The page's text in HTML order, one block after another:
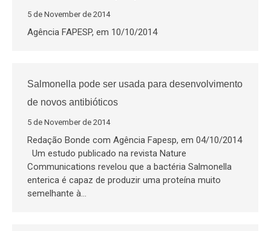
5 de November de 2014
Agência FAPESP, em 10/10/2014
Salmonella pode ser usada para desenvolvimento
de novos antibióticos
5 de November de 2014
Redação Bonde com Agência Fapesp, em 04/10/2014
Um estudo publicado na revista Nature
Communications revelou que a bactéria Salmonella
enterica é capaz de produzir uma proteína muito
semelhante à…